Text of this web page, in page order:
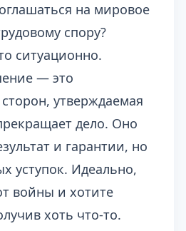
на мировое
спору?
ситуационно.
— это
утверждаемая
дело. Оно
и гарантии, но
уступок. Идеально,
войны и хотите
хоть что-то.